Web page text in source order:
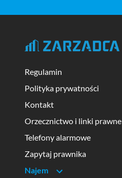
Regulamin
Polityka prywatności
Kontakt
Orzecznictwo i linki prawne
Telefony alarmowe
Zapytaj prawnika
Najem